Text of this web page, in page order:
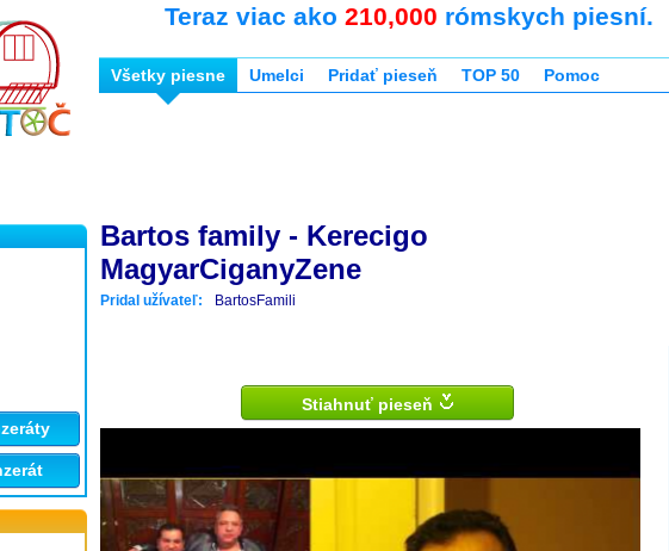
Teraz viac ako 210,000 rómskych piesní.
Všetky piesne Umelci Pridať pieseň TOP 50 Pomoc
Bartos family - Kerecigo
MagyarCiganyZene
Pridal užívateľ: BartosFamili
Stiahnuť pieseň